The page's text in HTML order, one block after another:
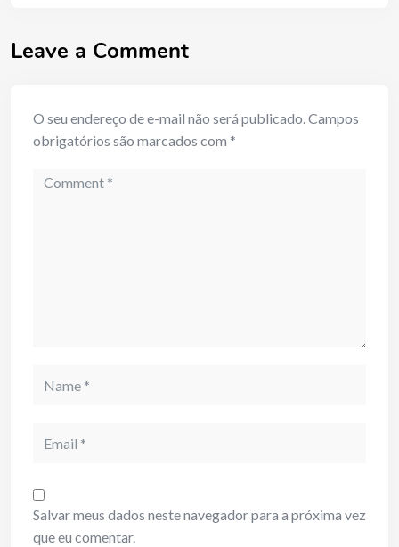
Leave a Comment
O seu endereço de e-mail não será publicado.Campos
obrigatórios são marcados com *
Comment
Salvar meus dados neste navegador para a próxima vez
que eu comentar.